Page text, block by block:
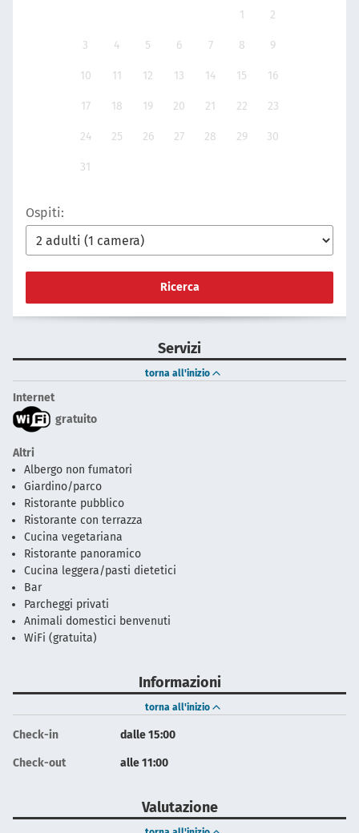
1 2
3 4 5 6 7 8 9
10 11 12 13 14 15 16
17 18 19 20 21 22 23
24 25 26 27 28 29 30
31
Ospiti:
Ricerca
Servizi
torna all'inizio
Internet
gratuito
Altri
Albergo non fumatori
Giardino/parco
Ristorante pubblico
Ristorante con terrazza
Cucina vegetariana
Ristorante panoramico
Cucina leggera/pasti dietetici
Bar
Parcheggi privati
Animali domestici benvenuti
WiFi (gratuita)
Informazioni
torna all'inizio
Check-in dalle 15:00
Check-out alle 11:00
Valutazione